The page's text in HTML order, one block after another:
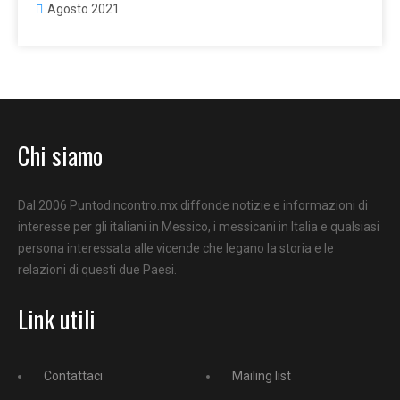
Agosto 2021
Chi siamo
Dal 2006 Puntodincontro.mx diffonde notizie e informazioni di
interesse per gli italiani in Messico, i messicani in Italia e qualsiasi
persona interessata alle vicende che legano la storia e le
relazioni di questi due Paesi.
Link utili
Contattaci Mailing list